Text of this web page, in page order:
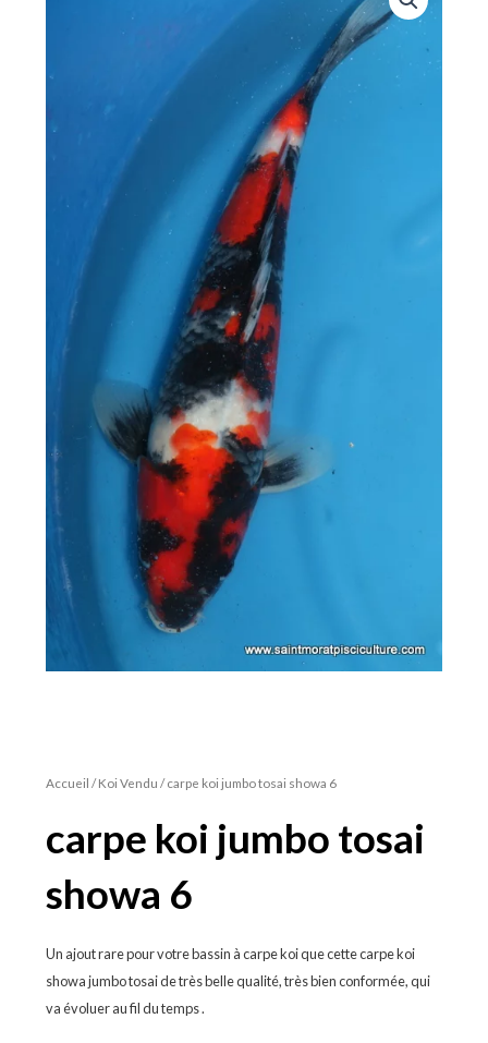
Accueil /Koi Vendu / carpe koi jumbo tosai showa 6
carpe koi jumbo tosai
showa 6
Un ajout rare pour votre bassin à carpe koi que cette carpe koi
showa jumbo tosai de très belle qualité, très bien conformée, qui
va évoluer au fil du temps .